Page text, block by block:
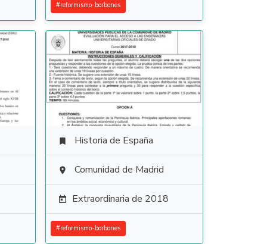
#reformismo-borbones
 Historia de España
 Comunidad de Madrid
 Extraordinaria de 2018
#reformismo-borbones